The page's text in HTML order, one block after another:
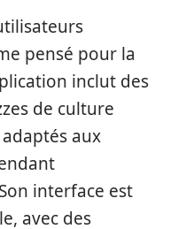
pensé pour la
inclut des
de culture
aux
interface est
avec des